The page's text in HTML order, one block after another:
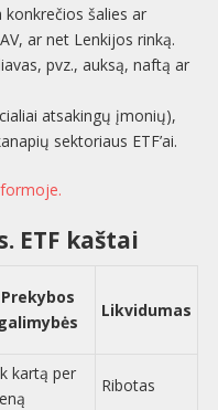
šalies ar
ar net Lenkijos rinką.
pvz., auksą, naftą ar
atsakingų įmonių),
sektoriaus ETF’ai.
ETF kaštai
Prekybos
galimybės
Likvidumas
kartą per
Ribotas